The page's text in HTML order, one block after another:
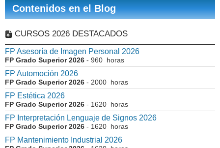
Contenidos en el Blog
CURSOS 2026 DESTACADOS
FP Asesoría de Imagen Personal 2026
FP Grado Superior 2026 - 960 horas
FP Automoción 2026
FP Grado Superior 2026 - 2000 horas
FP Estética 2026
FP Grado Superior 2026 - 1620 horas
FP Interpretación Lenguaje de Signos 2026
FP Grado Superior 2026 - 1620 horas
FP Mantenimiento Industrial 2026